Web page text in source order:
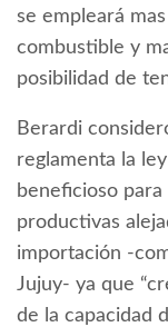
se empleará
combustible y
posibilidad de
Berardi
reglamenta la
beneficioso
productivas
importación -
Jujuy- ya que
de la capacidad